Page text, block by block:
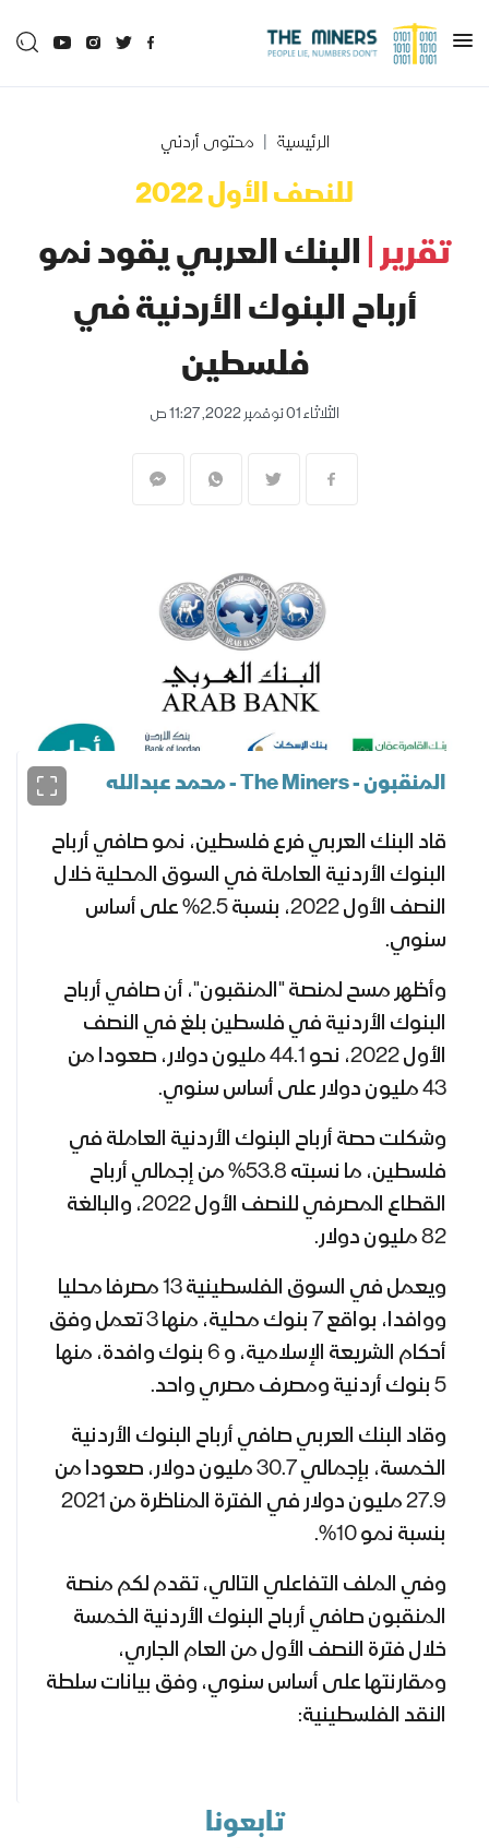
الرئيسية محتوى أردني
للنصف الأول 2022
تقرير |البنك العربي يقود نمو
أرباح البنوك الأردنية في
فلسطين
الثلاثاء 01 نوفمبر 2022, 11:27 ص
المنقبون - The Miners - محمد عبدالله
قاد البنك العربي فرع فلسطين، نمو صافي أرباح
البنوك الأردنية العاملة في السوق المحلية خلال
النصف الأول 2022، بنسبة 2.5% على أساس
سنوي.
وأظهر مسح لمنصة "المنقبون"، أن صافي أرباح
البنوك الأردنية في فلسطين بلغ في النصف
الأول 2022، نحو 44.1 مليون دولار، صعودا من
43 مليون دولار على أساس سنوي.
وشكلت حصة أرباح البنوك الأردنية العاملة في
فلسطين، ما نسبته 53.8% من إجمالي أرباح
القطاع المصرفي للنصف الأول 2022، والبالغة
82 مليون دولار.
ويعمل في السوق الفلسطينية 13 مصرفا محليا
ووافدا، بواقع 7 بنوك محلية، منها 3 تعمل وفق
أحكام الشريعة الإسلامية، و 6 بنوك وافدة، منها
5 بنوك أردنية ومصرف مصري واحد.
وقاد البنك العربي صافي أرباح البنوك الأردنية
الخمسة، بإجمالي 30.7 مليون دولار، صعودا من
27.9 مليون دولار في الفترة المناظرة من 2021
بنسبة نمو 10%.
وفي الملف التفاعلي التالي، تقدم لكم منصة
المنقبون صافي أرباح البنوك الأردنية الخمسة
خلال فترة النصف الأول من العام الجاري،
ومقارنتها على أساس سنوي، وفق بيانات سلطة
النقد الفلسطينية:
تابعونا